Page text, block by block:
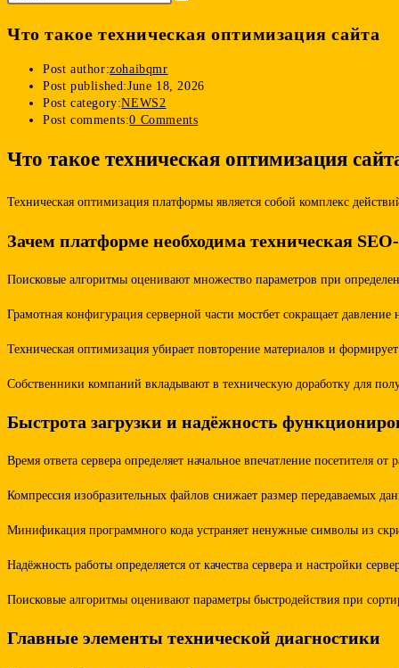
Что такое техническая оптимизация сайта
Post author:zohaibqmr
Post published:June 18, 2026
Post category:NEWS2
Post comments:0 Comments
Что такое техническая оптимизация
Техническая оптимизация платформы является собой комплекс
Зачем платформе необходима техническая
Поисковые алгоритмы оценивают множество параметров при
Грамотная конфигурация серверной части мостбет сокращает
Техническая оптимизация убирает повторение материалов и
Собственники компаний вкладывают в техническую доработку для
Быстрота загрузки и надёжность
Время ответа сервера определяет начальное впечатление
Компрессия изобразительных файлов снижает размер передаваемых
Минификация программного кода устраняет ненужные символы из
Надёжность работы определяется от качества сервера и настройки
Поисковые алгоритмы оценивают параметры быстродействия при
Главные элементы технической диагностики